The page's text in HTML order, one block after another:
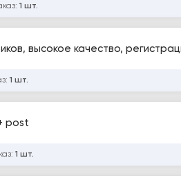
1 шт.
высокое качество,
1 шт.
post
1 шт.